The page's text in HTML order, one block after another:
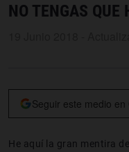
NO TENGAS QUE
Seguir este medio en
He aquí la gran mentira